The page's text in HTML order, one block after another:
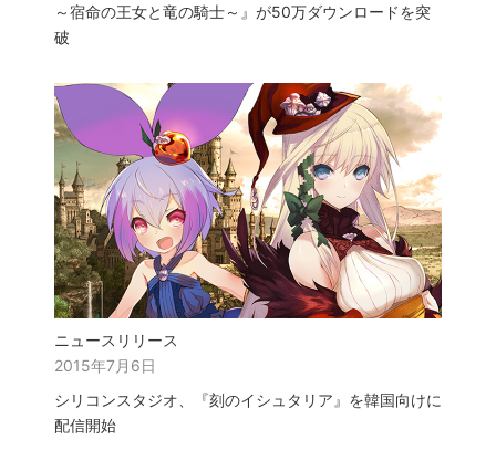
～宿命の王女と竜の騎士～』が50万ダウンロードを突
破
ニュースリリース
2015年7月6日
シリコンスタジオ、『刻のイシュタリア』を韓国向けに
配信開始